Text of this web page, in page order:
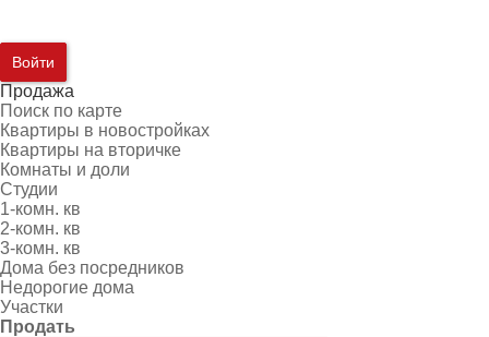
Войти
Продажа
Поиск по карте
Квартиры в новостройках
Квартиры на вторичке
Комнаты и доли
Студии
1-комн. кв
2-комн. кв
3-комн. кв
Дома без посредников
Недорогие дома
Участки
Продать